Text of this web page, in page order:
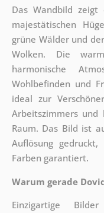
Das Wandbild zeigt
majestätischen
grüne Wälder und
Wolken. Die
harmonische
Wohlbefinden und
ideal zur
Arbeitszimmers
Raum. Das Bild ist
Auflösung
Farben garantiert.
Warum gerade
Einzigartige